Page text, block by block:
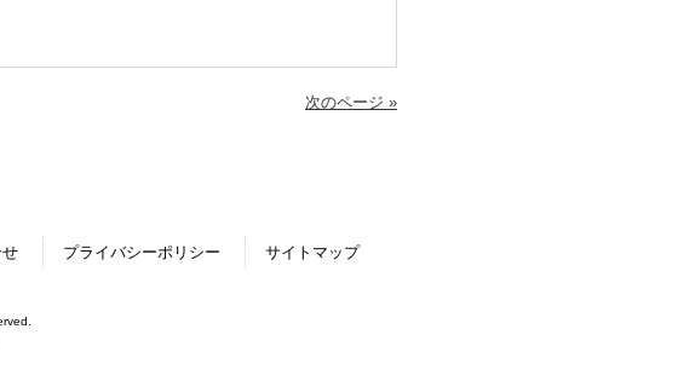
次のページ »
せ プライバシーポリシー サイトマップ